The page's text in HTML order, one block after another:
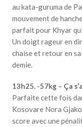
au kata-guruma de
mouvement de
parfait pour Khyar
Un doigt rageur en
chaise et retour en
demie.
13h25. -57kg – Ça
Parfaite cette fois
Kosovare Nora
score avec une